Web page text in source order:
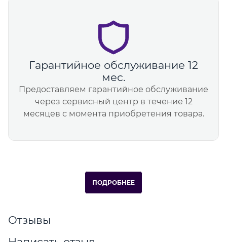
Гарантийное обслуживание 12
мес.
Предоставляем гарантийное обслуживание
через сервисный центр в течение 12
месяцев с момента приобретения товара.
ПОДРОБНЕЕ
Отзывы